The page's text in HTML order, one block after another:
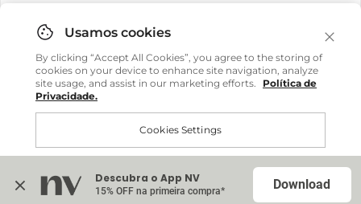
Você também pode gostar
Calça Jeans Katya - Jeans Original
R$ 524,00
ou até6x R$ 87,33sem juros
em sua casa, não importa onde você estiver.
Comprar no site internacional
Internacional
By clicking “Accept All Cookies”, you agree to the storing of
cookies on your device to enhance site navigation, analyze
site usage, and assist in our marketing efforts.
Política de
Privacidade.
Cookies Settings
Accept All Cookies
Descubra o App NV
15% OFF na primeira compra* Download